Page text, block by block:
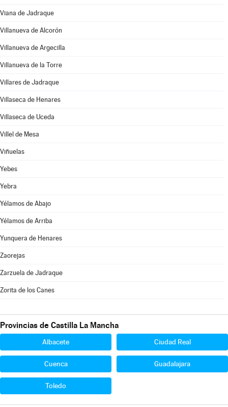
Viana de Jadraque
Villanueva de Alcorón
Villanueva de Argecilla
Villanueva de la Torre
Villares de Jadraque
Villaseca de Henares
Villaseca de Uceda
Villel de Mesa
Viñuelas
Yebes
Yebra
Yélamos de Abajo
Yélamos de Arriba
Yunquera de Henares
Zaorejas
Zarzuela de Jadraque
Zorita de los Canes
Provincias de Castilla La Mancha
Albacete Ciudad Real
Cuenca Guadalajara
Toledo